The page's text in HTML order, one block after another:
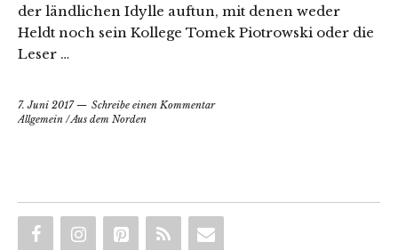
der ländlichen Idylle auftun, mit denen weder
Heldt noch sein Kollege Tomek Piotrowski oder die
Leser …
7. Juni 2017
Schreibe einen Kommentar
Allgemein /Aus dem Norden